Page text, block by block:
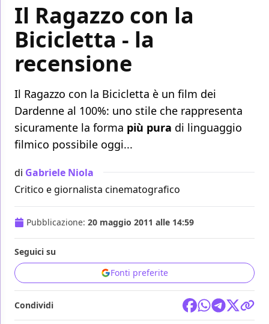
Il Ragazzo con la
Bicicletta - la
recensione
Il Ragazzo con la Bicicletta è un film dei
Dardenne al 100%: uno stile che rappresenta
sicuramente la forma più pura di linguaggio
filmico possibile oggi...
di Gabriele Niola
Critico e giornalista cinematografico
Pubblicazione: 20 maggio 2011 alle 14:59
Seguici su
Fonti preferite
Condividi